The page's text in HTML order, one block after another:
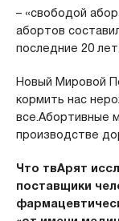
– «свободой
абортов
последние 20
Новый Мировой
кормить нас
все.Абортивные
производстве
Что твАрят
поставщики